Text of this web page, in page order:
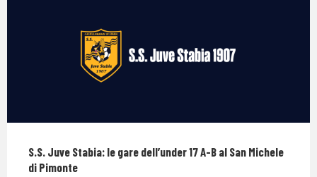
S.S. Juve Stabia: le gare dell’under 17 A-B al San Michele
di Pimonte